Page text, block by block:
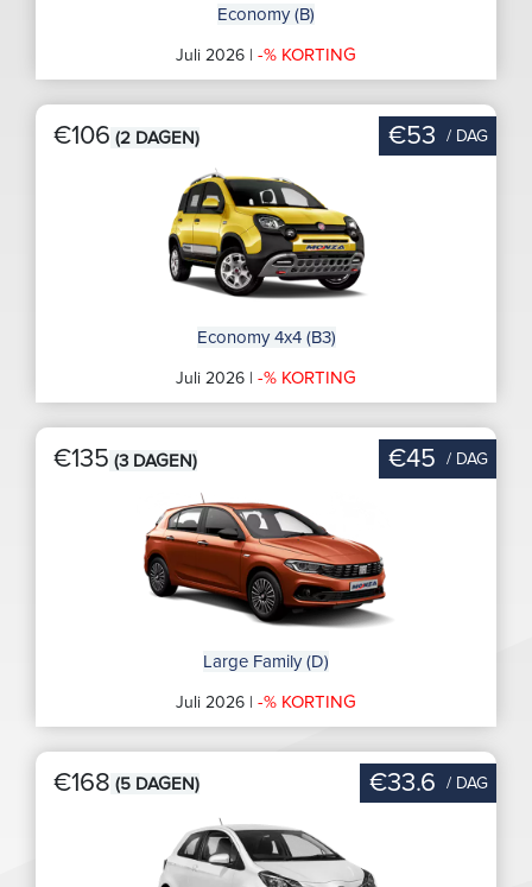
Economy (B)
Juli 2026 | -% KORTING
€106 (2 DAGEN) €53 / DAG
Economy 4x4 (B3)
Juli 2026 | -% KORTING
€135 (3 DAGEN) €45 / DAG
Large Family (D)
Juli 2026 | -% KORTING
€168 (5 DAGEN) €33.6 / DAG